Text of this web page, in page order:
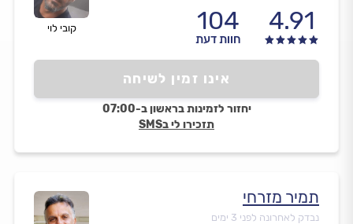
קובי לוי 4.91
104
חוות דעת
אינו זמין לשיחה
יחזור לזמינות בראשון ב-07:00
תזכירו לי בSMS
תמיר מזרחי
נבדק לאחרונה לפני 3 ימים